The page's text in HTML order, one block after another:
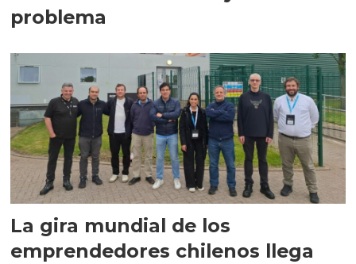
problema
La gira mundial de los
emprendedores chilenos llega